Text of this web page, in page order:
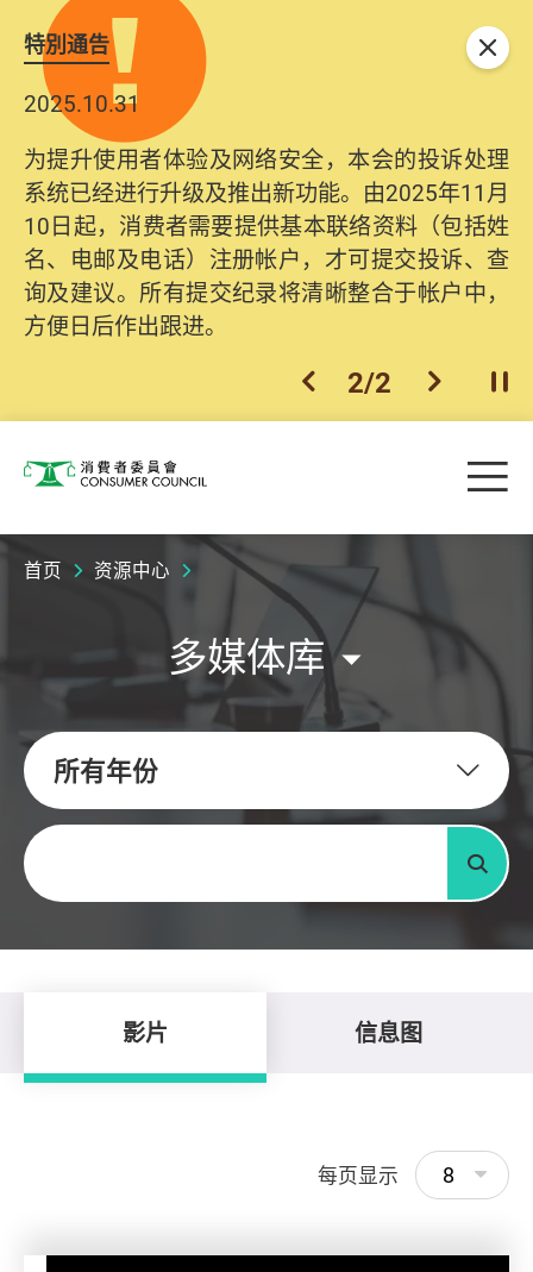
特別通告
2025.10.31
为提升使用者体验及网络安全，本会的投诉处理
系统已经进行升级及推出新功能。由2025年11月
10日起，消费者需要提供基本联络资料（包括姓
名、电邮及电话）注册帐户，才可提交投诉、查
询及建议。所有提交纪录将清晰整合于帐户中，
方便日后作出跟进。
上一个
2/2 下一个开
关闭
消费者委员会 目
首页 资源中心
多媒体库
所有年份
关键字
搜寻
影片 信息图
每页显示 8